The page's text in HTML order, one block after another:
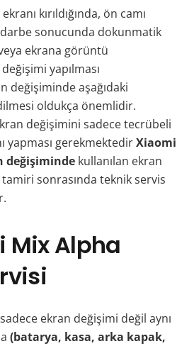
kırıldığında, ön camı
darbe sonucunda dokunmatik
ekrana görüntü
yapılması
değişiminde aşağıdaki
oldukça önemlidir.
değişimini sadece tecrübeli
yapması gerekmektedirXiaomi
değişiminde kullanılan ekran
sonrasında teknik servis
Mix Alpha
ekran değişimi değil aynı
(batarya, kasa, arka kapak,